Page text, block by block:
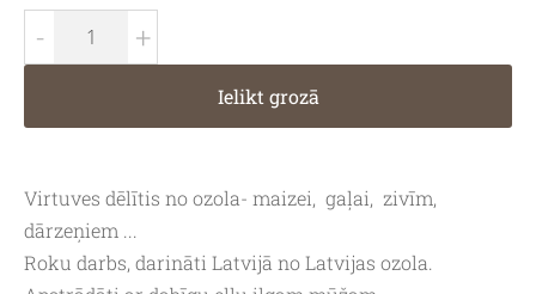
- +
Ielikt grozā
Virtuves dēlītis no ozola- maizei, gaļai, zivīm,
dārzeņiem ...
Roku darbs, darināti Latvijā no Latvijas ozola.